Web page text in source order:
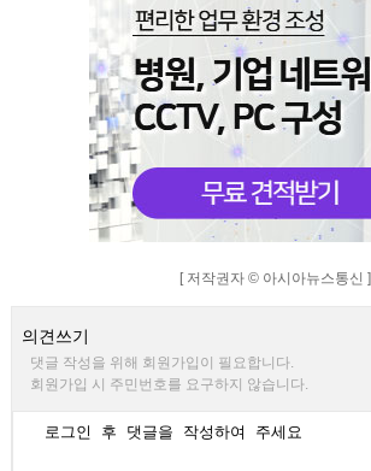
[ 저작권자 © 아시아뉴스통신 ]
의견쓰기
댓글 작성을 위해 회원가입이 필요합니다.
회원가입 시 주민번호를 요구하지 않습니다.